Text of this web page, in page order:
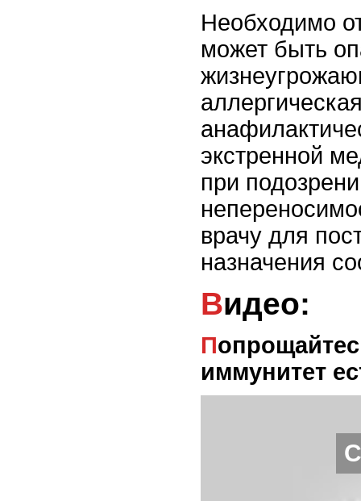
Необходимо
может быть
экстренной
при
врачу для
назначения
Видео:
Попрощайтесь с аллергией: укрепите свой
иммунитет